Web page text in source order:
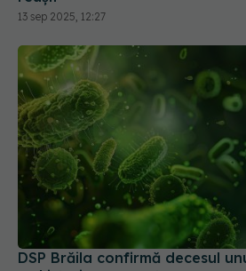
DSP Brăila confirmă decesul
cu Listeria monocytogenes
29 ian 2026, 10:06